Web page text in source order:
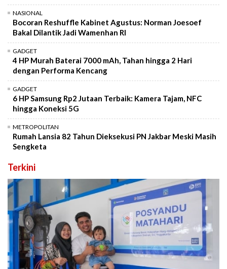
NASIONAL
Bocoran Reshuffle Kabinet Agustus: Norman Joesoef
Bakal Dilantik Jadi Wamenhan RI
GADGET
4 HP Murah Baterai 7000 mAh, Tahan hingga 2 Hari
dengan Performa Kencang
GADGET
6 HP Samsung Rp2 Jutaan Terbaik: Kamera Tajam, NFC
hingga Koneksi 5G
METROPOLITAN
Rumah Lansia 82 Tahun Dieksekusi PN Jakbar Meski Masih
Sengketa
Terkini